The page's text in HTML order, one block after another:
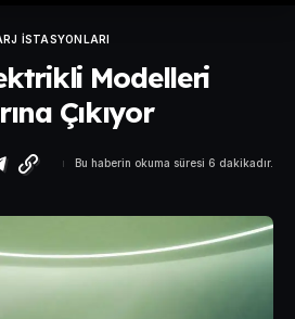
İSTASYONLARI
Modelleri
Çıkıyor
Bu haberin okuma süresi 6 dakikadır.